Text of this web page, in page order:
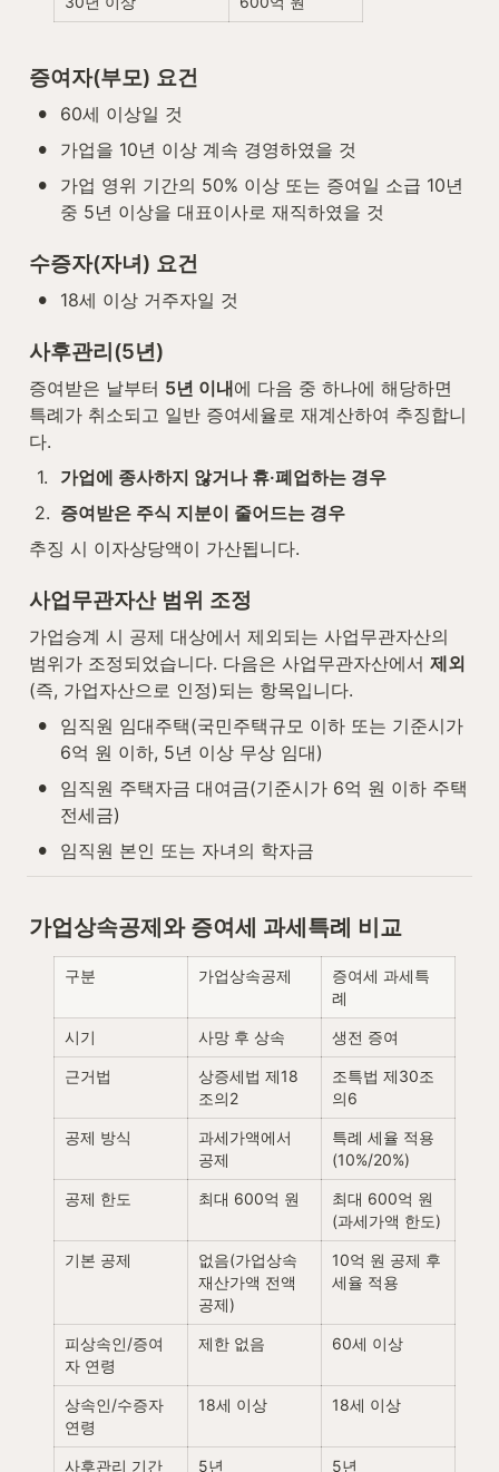
증여자(부모) 요건
• 60세 이상일 것
• 가업을 10년 이상 계속 경영하였을 것
•
가업 영위 기간의 50% 이상 또는 증여일 소급 10년
중 5년 이상을 대표이사로 재직하였을 것
수증자(자녀) 요건
• 18세 이상 거주자일 것
사후관리(5년)
증여받은 날부터 5년 이내에 다음 중 하나에 해당하면
특례가 취소되고 일반 증여세율로 재계산하여 추징합니
다.
1.
가업에 종사하지 않거나 휴·폐업하는 경우
2. 증여받은 주식 지분이 줄어드는 경우
추징 시 이자상당액이 가산됩니다.
사업무관자산 범위 조정
가업승계 시 공제 대상에서 제외되는 사업무관자산의
범위가 조정되었습니다. 다음은 사업무관자산에서 제외
(즉, 가업자산으로 인정)되는 항목입니다.
•
임직원 임대주택(국민주택규모 이하 또는 기준시가
6억 원 이하, 5년 이상 무상 임대)
•
임직원 주택자금 대여금(기준시가 6억 원 이하 주택
전세금)
• 임직원 본인 또는 자녀의 학자금
가업상속공제와 증여세 과세특례 비교
구분 가업상속공제
증여세 과세특
례
시기 사망 후 상속 생전 증여
근거법
상증세법 제18
조의2
조특법 제30조
의6
공제 방식
과세가액에서
공제
특례 세율 적용
(10%/20%)
공제 한도 최대 600억 원
최대 600억 원
(과세가액 한도)
기본 공제
없음(가업상속
재산가액 전액
공제)
10억 원 공제 후
세율 적용
피상속인/증여
자 연령
제한 없음 60세 이상
상속인/수증자
연령
18세 이상 18세 이상
사후관리 기간 5년 5년